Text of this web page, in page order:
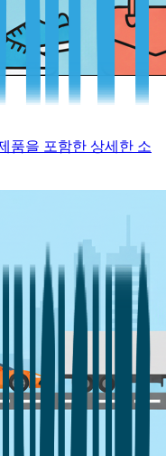
품을 포함한 상세한 소